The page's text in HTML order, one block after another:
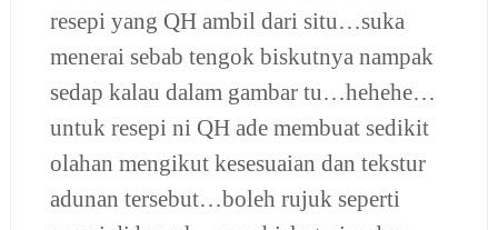
resepi yang QH ambil dari situ…suka
menerai sebab tengok biskutnya nampak
sedap kalau dalam gambar tu…hehehe…
untuk resepi ni QH ade membuat sedikit
olahan mengikut kesesuaian dan tekstur
adunan tersebut…boleh rujuk seperti